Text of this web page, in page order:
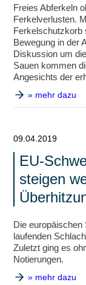
Freies Abferkeln
Ferkelverlusten.
Ferkelschutzkorb
Bewegung in der
Diskussion um
Sauen kommen
Angesichts der
» mehr dazu
09.04.2019
EU-
steigen
Die
laufenden
Zuletzt ging es
Notierungen.
» mehr dazu